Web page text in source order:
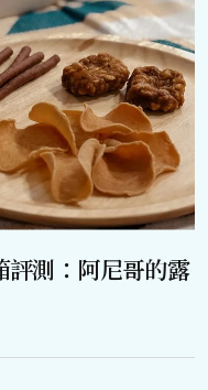
測：阿尼哥的露